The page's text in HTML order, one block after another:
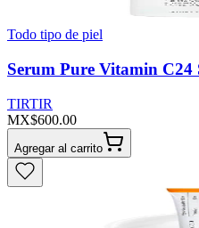
Todo tipo de piel
Serum Pure Vitamin
TIRTIR
MX$600.00
Agregar al carrito